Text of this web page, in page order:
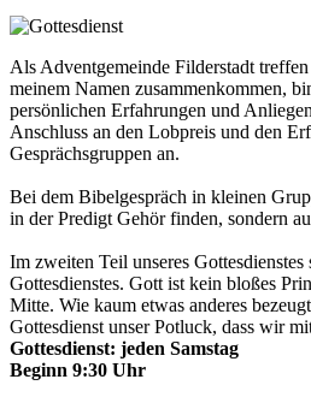
Als Adventgemeinde Filderstadt
meinem Namen zusammenkommen,
persönlichen Erfahrungen und
Anschluss an den Lobpreis und den
Gesprächsgruppen an.
Bei dem Bibelgespräch in kleinen
in der Predigt Gehör finden, sondern
Im zweiten Teil unseres
Gottesdienstes. Gott ist kein bloßes
Mitte. Wie kaum etwas anderes
Gottesdienst unser Potluck, dass wir
Gottesdienst: jeden Samstag
Beginn 9:30 Uhr